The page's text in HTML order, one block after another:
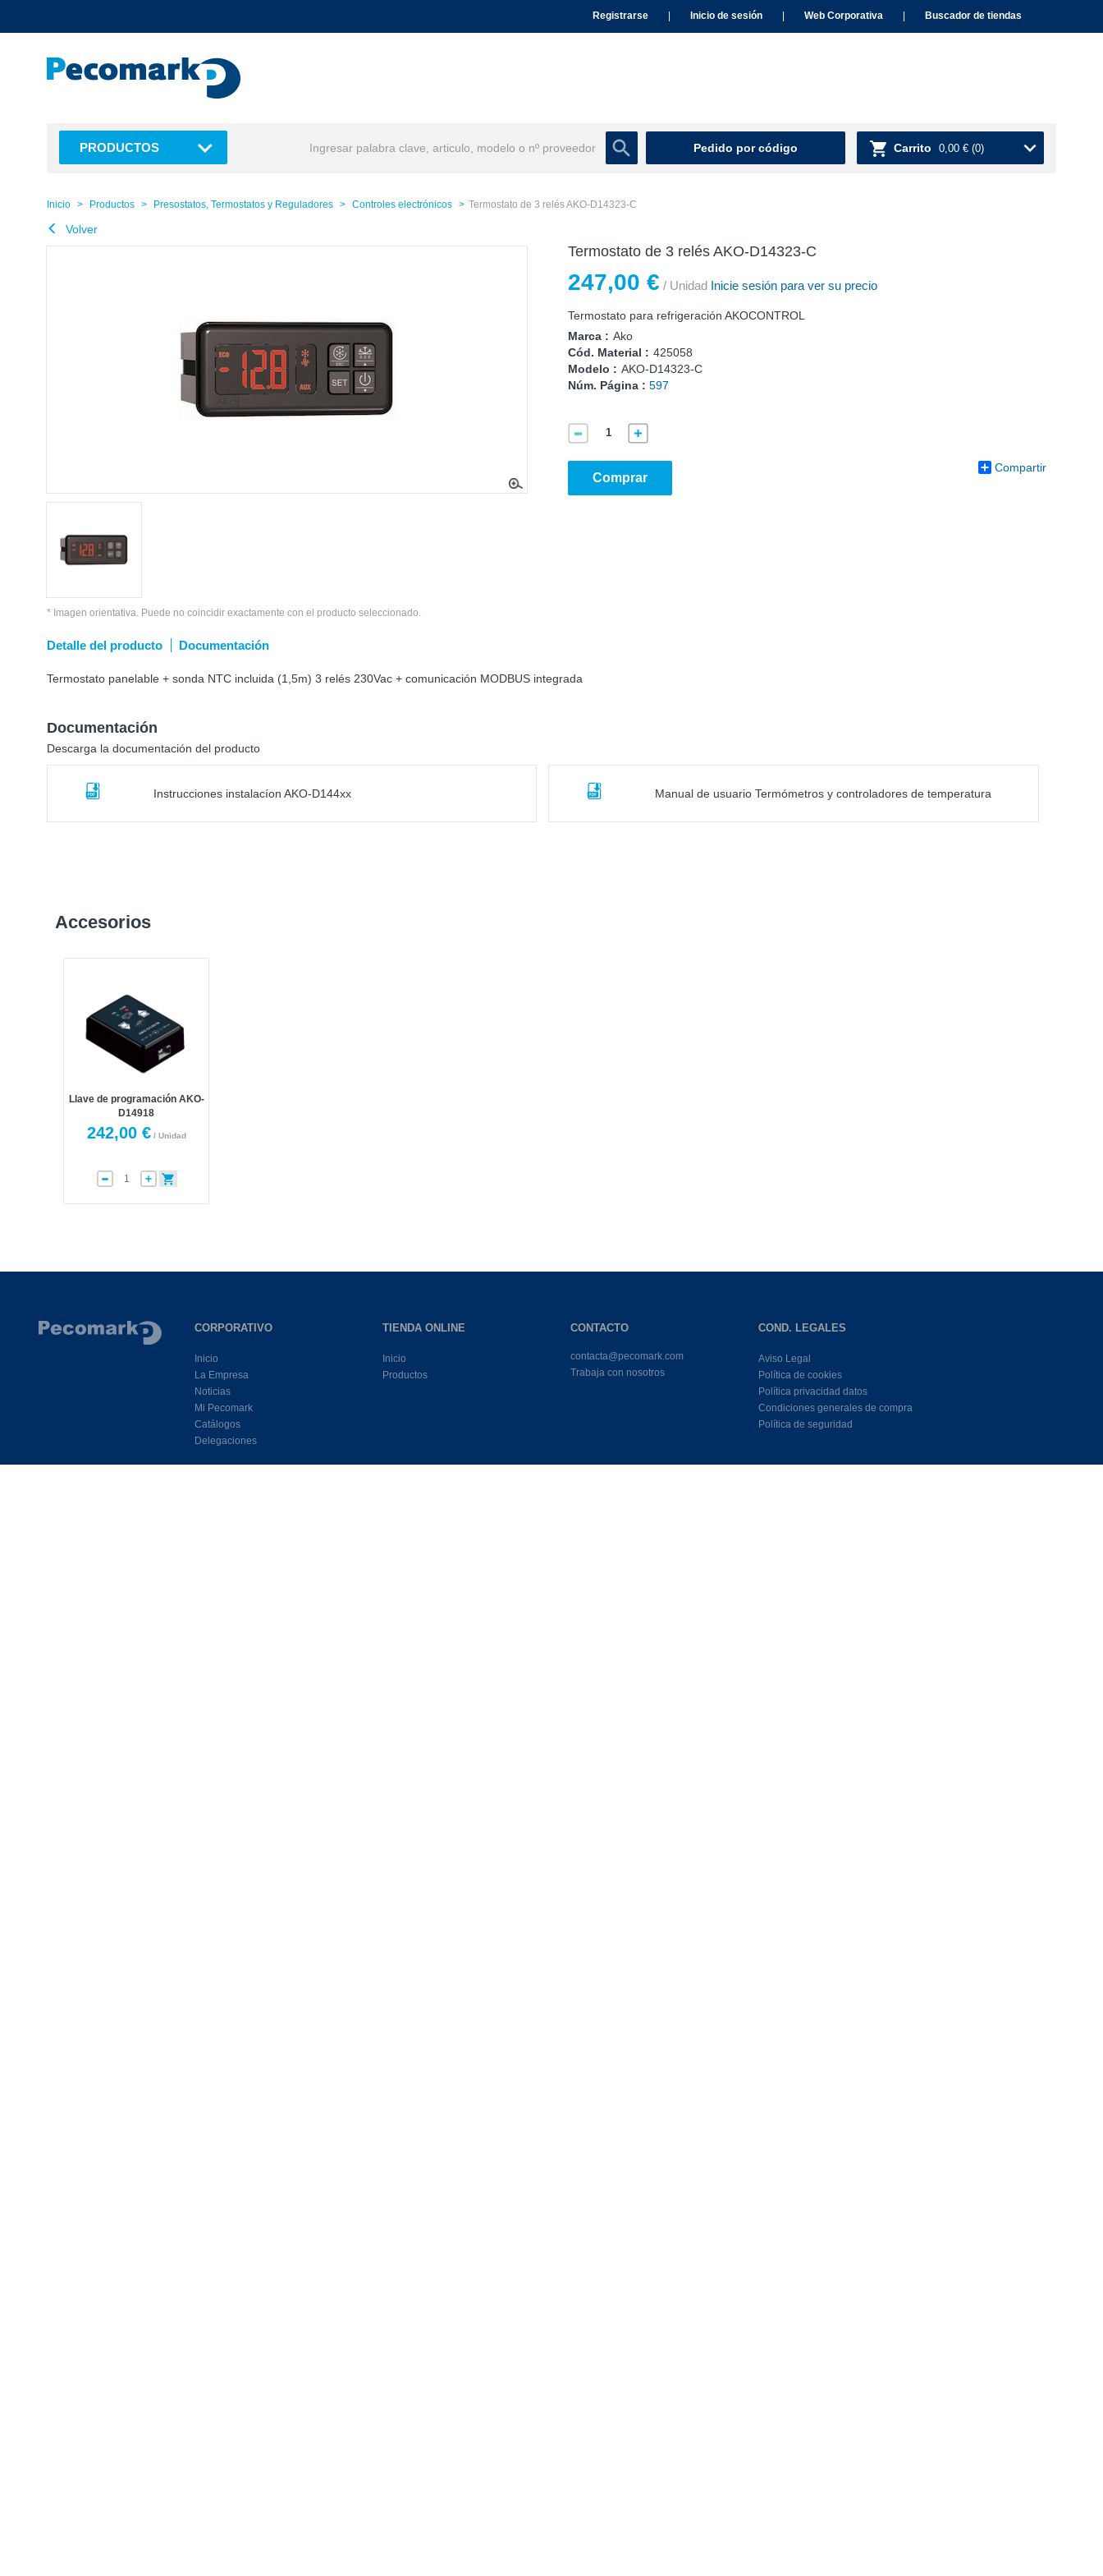
Registrarse Inicio de sesión Web Corporativa Buscador de tiendas
Pedido por código Carrito 0,00 € (0)
PRODUCTOS
Inicio Productos Presostatos, Termostatos y Reguladores Controles electrónicos Termostato de 3 relés AKO-D14323-C
Volver
* Imagen orientativa. Puede no coincidir exactamente con el producto seleccionado.
Detalle del producto Documentación
Termostato de 3 relés AKO-D14323-C
247,00 € / Unidad Inicie sesión para ver su precio
Termostato para refrigeración AKOCONTROL
Marca : Ako
Cód. Material : 425058
Modelo : AKO-D14323-C
Núm. Página : 597
Comprar
Compartir
Termostato panelable + sonda NTC incluida (1,5m) 3 relés 230Vac + comunicación MODBUS integrada
Documentación
Descarga la documentación del producto
Instrucciones instalacíon AKO-D144xx Manual de usuario Termómetros y controladores de temperatura
Accesorios
Llave de programación AKO-
D14918
242,00 € / Unidad
CORPORATIVO
Inicio
La Empresa
Noticias
Mi Pecomark
Catálogos
Delegaciones
TIENDA ONLINE
Inicio
Productos
CONTACTO
contacta@pecomark.com
Trabaja con nosotros
COND. LEGALES
Aviso Legal
Política de cookies
Política privacidad datos
Condiciones generales de compra
Política de seguridad